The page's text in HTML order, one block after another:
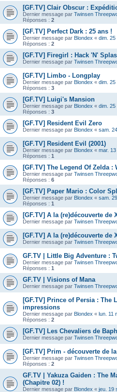
[GF.TV] Clair Obscur :
Dernier message par Twinsen
Réponses : 2
[GF.TV] Perfect Dark : 25 ans !
Dernier message par Blondex « dim. 25
Réponses : 2
[GF.TV] Firegirl : Hack 'N'
Dernier message par Twinsen
[GF.TV] Limbo - Longplay
Dernier message par Blondex « dim. 25
Réponses : 3
[GF.TV] Luigi's Mansion
Dernier message par Blondex « dim. 25
Réponses : 3
[GF.TV] Resident Evil Zero
Dernier message par Blondex « sam.
[GF.TV] Resident Evil (2001)
Dernier message par Blondex « mar.
Réponses : 1
[GF.TV] The Legend Of Zelda :
Dernier message par Twinsen
Réponses : 6
[GF.TV] Paper Mario : Color
Dernier message par Blondex « sam.
Réponses : 1
[GF.TV] A la (re)découverte de
Dernier message par Twinsen
[GF.TV] A la (re)découverte de
Dernier message par Twinsen
GF.TV | Little Big Adventure :
Dernier message par Twinsen
Réponses : 1
GF.TV | Visions of Mana
Dernier message par Twinsen
[GF.TV] Prince of Persia : The
impressions
Dernier message par Blondex « lun. 11
Réponses : 2
[GF.TV] Les Chevaliers de
Dernier message par Twinsen
[GF.TV] Prim - découverte de
Dernier message par Twinsen
Réponses : 2
GF.TV | Yakuza Gaiden : The
(Chapitre 02) !
Dernier message par Blondex « jeu. 19